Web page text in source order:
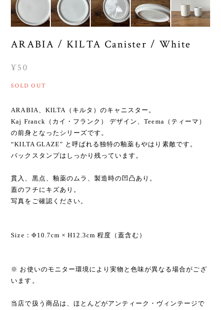
ARABIA / KILTA Canister / White
¥50
SOLD OUT
ARABIA、KILTA（キルタ）のキャニスター。
Kaj Franck（カイ・フランク） デザイン、Teema（ティーマ）
の前身となったシリーズです。
“KILTA GLAZE” と呼ばれる独特の釉薬もやはり素敵です。
バックスタンプはしっかり残っています。
貫入、黒点、釉薬のムラ、製造時の凹凸あり。
蓋のフチにキズあり。
写真をご確認ください。
Size：Φ10.7cm × H12.3cm 程度（蓋含む）
※ お使いのモニター環境により実物と色味が異なる場合がござ
います。
当店で扱う商品は、ほとんどがアンティーク・ヴィンテージで